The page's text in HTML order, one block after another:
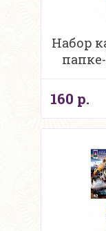
Набор
160 р.